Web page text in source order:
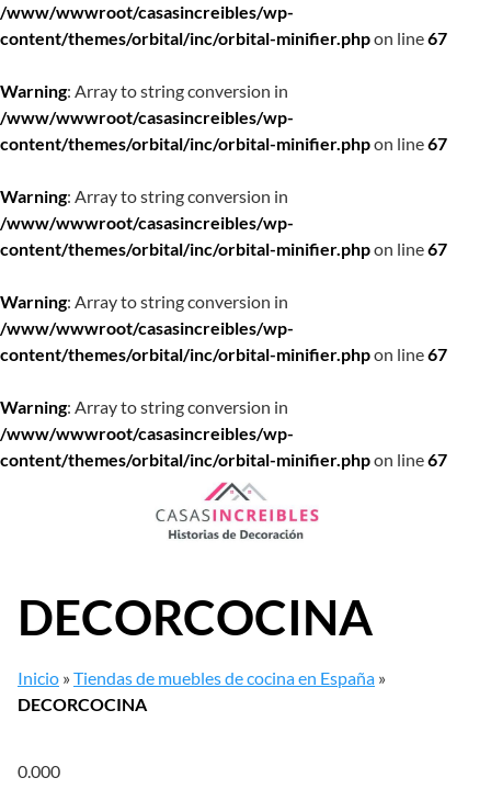
/www/wwwroot/casasincreibles/wp-
content/themes/orbital/inc/orbital-minifier.phpon line67
Warning: Array to string conversion in
/www/wwwroot/casasincreibles/wp-
content/themes/orbital/inc/orbital-minifier.phpon line67
Warning: Array to string conversion in
/www/wwwroot/casasincreibles/wp-
content/themes/orbital/inc/orbital-minifier.phpon line67
Warning: Array to string conversion in
/www/wwwroot/casasincreibles/wp-
content/themes/orbital/inc/orbital-minifier.phpon line67
Warning: Array to string conversion in
/www/wwwroot/casasincreibles/wp-
content/themes/orbital/inc/orbital-minifier.phpon line67
DECORCOCINA
Inicio »Tiendas de muebles de cocina en España »
DECORCOCINA
0.000